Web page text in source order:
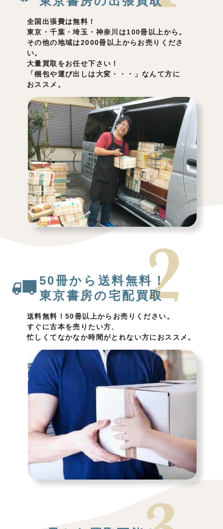
全国出張費は無料！
東京・千葉・埼玉・神奈川は100冊以上から。
その他の地域は2000冊以上からお売りくださ
い。
大量買取をお任せ下さい！
「梱包や運び出しは大変・・・」なんて方に
おススメ。
50冊から送料無料！
東京書房の宅配買取
送料無料！50冊以上からお売りください。
すぐに古本を売りたい方、
忙しくてなかなか時間がとれない方におススメ。